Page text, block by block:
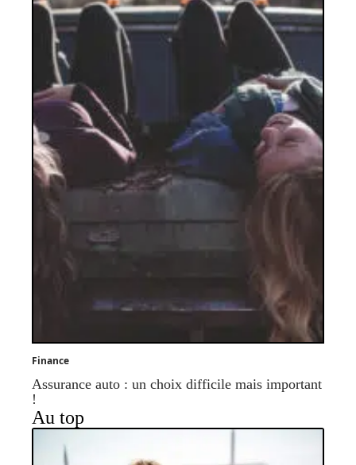
Finance
Assurance auto : un choix difficile mais important
!
Au top